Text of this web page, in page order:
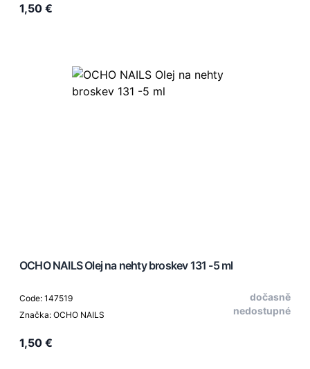
1,50 €
OCHO NAILS Olej na nehty broskev 131 -5 ml
Code: 147519
Značka: OCHO NAILS
dočasně
nedostupné
1,50 €